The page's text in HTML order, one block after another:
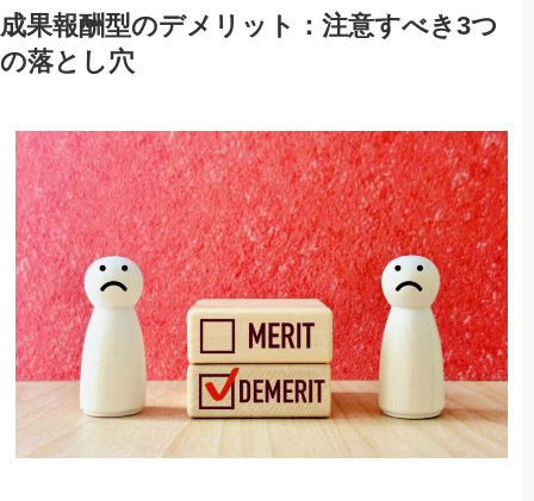
成果報酬型のデメリット：注意すべき3つ
の落とし穴